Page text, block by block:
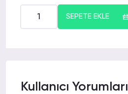
SEPETE EKLE
Kullanıcı Yorumları